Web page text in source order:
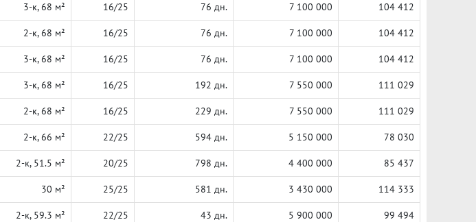
3-к, 68 м² 16/25 76 дн. 7 100 000 104 412
2-к, 68 м² 16/25 76 дн. 7 100 000 104 412
3-к, 68 м² 16/25 76 дн. 7 100 000 104 412
3-к, 68 м² 16/25 192 дн. 7 550 000 111 029
2-к, 68 м² 16/25 229 дн. 7 550 000 111 029
2-к, 66 м² 22/25 594 дн. 5 150 000 78 030
2-к, 51.5 м² 20/25 798 дн. 4 400 000 85 437
30 м² 25/25 581 дн. 3 430 000 114 333
2-к, 59.3 м² 22/25 43 дн. 5 900 000 99 494